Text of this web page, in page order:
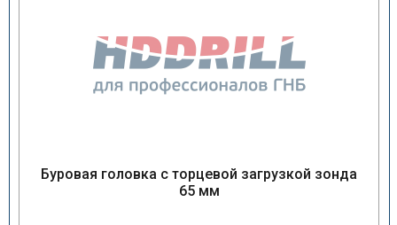
Буровая головка с торцевой загрузкой зонда
65 мм